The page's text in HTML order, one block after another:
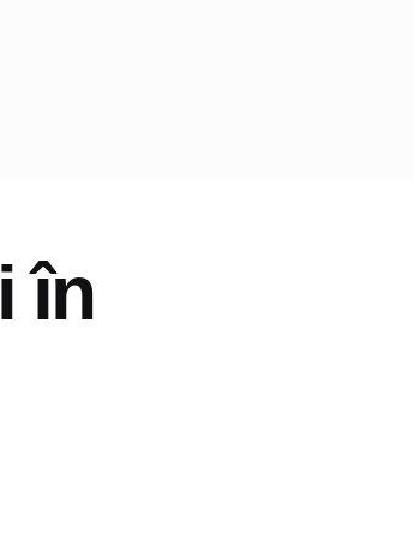
în